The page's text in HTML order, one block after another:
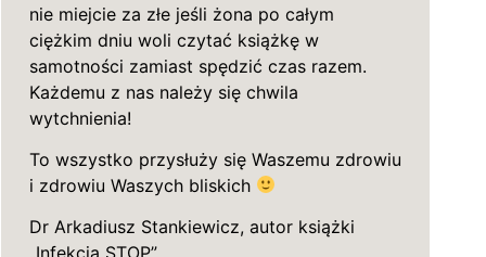
nie miejcie za złe jeśli żona po całym
ciężkim dniu woli czytać książkę w
samotności zamiast spędzić czas razem.
Każdemu z nas należy się chwila
wytchnienia!
To wszystko przysłuży się Waszemu zdrowiu
i zdrowiu Waszych bliskich
Dr Arkadiusz Stankiewicz, autor książki